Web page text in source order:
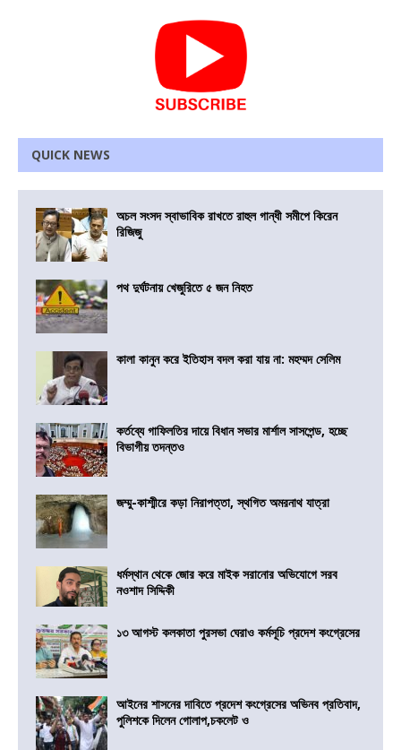
QUICK NEWS
অচল সংসদ স্বাভাবিক রাখতে রাহুল গান্ধী সমীপে কিরেন
রিজিজু
পথ দুর্ঘটনায় খেজুরিতে ৫ জন নিহত
কালা কানুন করে ইতিহাস বদল করা যায় না: মহম্মদ সেলিম
কর্তব্যে গাফিলতির দায়ে বিধান সভার মার্শাল সাসপেন্ড, হচ্ছে
বিভাগীয় তদন্তও
জম্মু-কাশ্মীরে কড়া নিরাপত্তা, স্থগিত অমরনাথ যাত্রা
ধর্মস্থান থেকে জোর করে মাইক সরানোর অভিযোগে সরব
নওশাদ সিদ্দিকী
১৩ আগস্ট কলকাতা পুরসভা ঘেরাও কর্মসূচি প্রদেশ কংগ্রেসের
আইনের শাসনের দাবিতে প্রদেশ কংগ্রেসের অভিনব প্রতিবাদ,
পুলিশকে দিলেন গোলাপ,চকলেট ও